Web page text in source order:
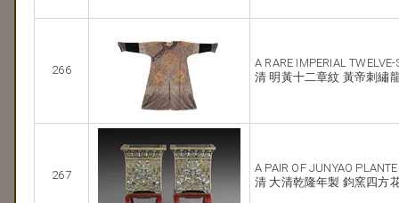
266
A RARE IMPERIAL
清 明黃十二章紋 黃帝刺繡
267
A PAIR OF JUNYAO
清 大清乾隆年製 鈞窯四方